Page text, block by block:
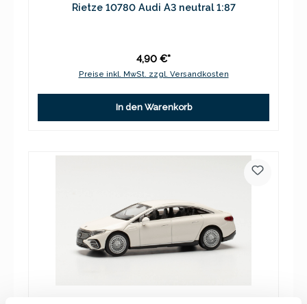
Rietze 10780 Audi A3 neutral 1:87
4,90 €*
Preise inkl. MwSt. zzgl. Versandkosten
In den Warenkorb